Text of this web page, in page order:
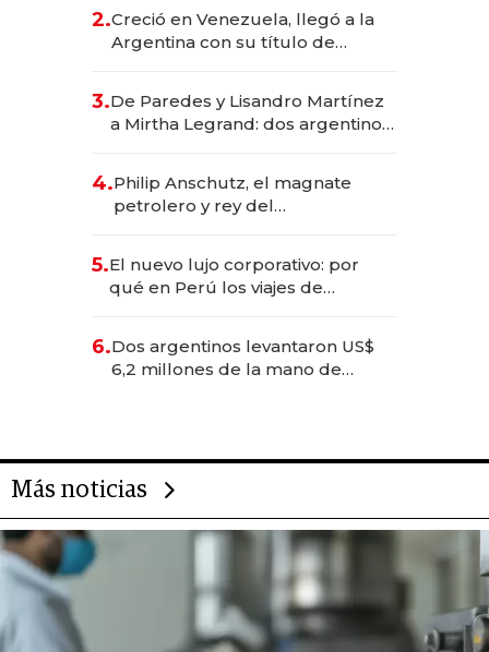
2.Creció en Venezuela, llegó a la
Argentina con su título de
las marcas "fast premium"
3.De Paredes y Lisandro Martínez
a Mirtha Legrand: dos argentinos
4.Philip Anschutz, el magnate
petrolero y rey del
Fénix
5.El nuevo lujo corporativo: por
qué en Perú los viajes de
transformadoras
6.Dos argentinos levantaron US$
6,2 millones de la mano de
Más noticias